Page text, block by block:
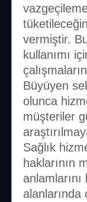
vermiştir.
kullanımı
Büyüyen
olunca
müşteriler
Sağlık
haklarının
alanlarında